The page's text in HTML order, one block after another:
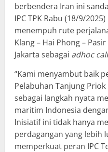
berbendera Iran ini
IPC TPK Rabu (18/9/
menempuh rute
Klang – Hai Phong –
Jakarta sebagai adhoc call
“Kami menyambut baik
Pelabuhan Tanjung
sebagai langkah nyata
maritim Indonesia
Inisiatif ini tidak hanya
perdagangan yang lebih
memperkuat peran IPC